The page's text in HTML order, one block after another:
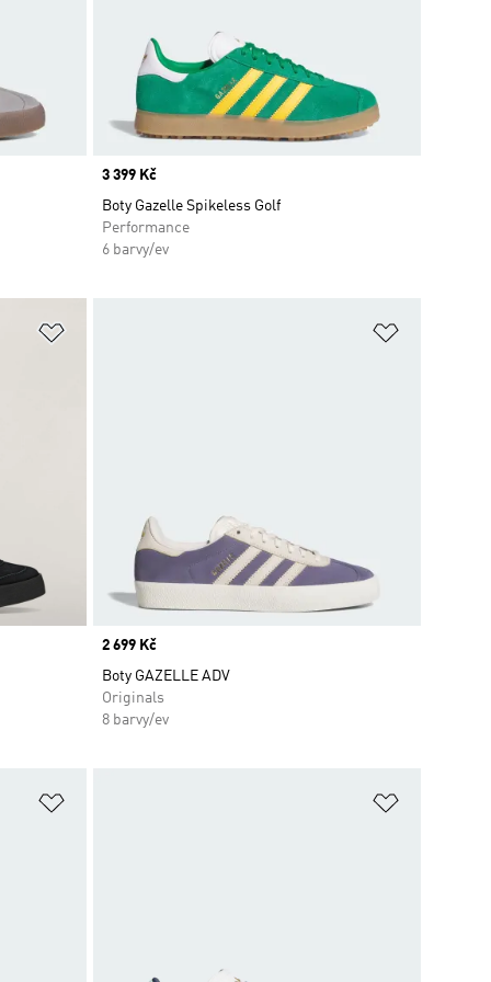
Price
3 399 Kč
Boty Gazelle Spikeless Golf
Performance
6 barvy/ev
Price
2 699 Kč
Boty GAZELLE ADV
Originals
8 barvy/ev